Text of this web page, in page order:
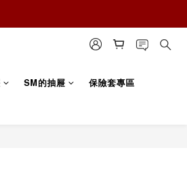
SM的抽屜
保險套專區